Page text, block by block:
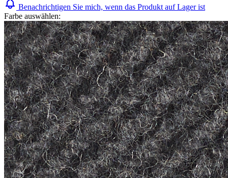
Benachrichtigen Sie mich, wenn das Produkt auf Lager ist
Farbe auswählen: